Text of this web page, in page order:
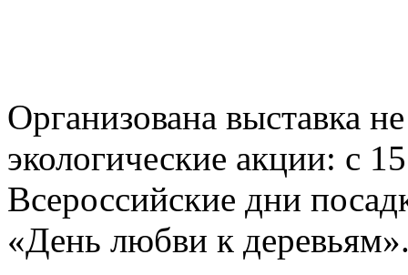
Организована выставка
экологические акции: с
Всероссийские дни
«День любви к